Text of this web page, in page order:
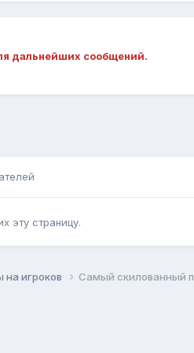
дальнейших сообщений.
эту страницу.
игроков Самый скилованный